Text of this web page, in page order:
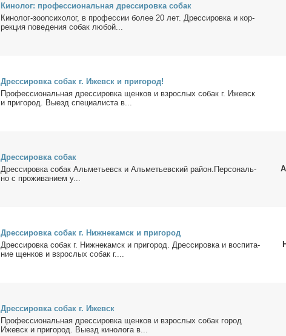
Ки­но­лог: про­фес­сио­наль­ная дрес­си­ров­ка со­бак
Ки­но­лог-зоо­пси­хо­лог, в про­фес­сии бо­лее 20 лет. Дрес­си­ров­ка и кор­
рек­ция по­ве­де­ния со­бак лю­бой...
Дрес­си­ров­ка со­бак г. Ижевск и при­го­род!
Про­фес­сио­наль­ная дрес­си­ров­ка щен­ков и взрос­лых со­бак г. Ижевск
и при­го­род. Вы­езд спе­ци­а­ли­ста в...
Дрес­си­ров­ка со­бак
Дрес­си­ров­ка со­бак Аль­ме­тьевск и Аль­ме­тьев­ский рай­он.Пер­со­наль­
но с про­жи­ва­ни­ем у...
Дрес­си­ров­ка со­бак г. Ниж­не­камск и при­го­род
Дрес­си­ров­ка со­бак г. Ниж­не­камск и при­го­род. Дрес­си­ров­ка и вос­пи­та­
ние щен­ков и взрос­лых со­бак г....
Дрес­си­ров­ка со­бак г. Ижевск
Про­фес­сио­наль­ная дрес­си­ров­ка щен­ков и взрос­лых со­бак го­род
Ижевск и при­го­род. Вы­езд ки­но­ло­га в...